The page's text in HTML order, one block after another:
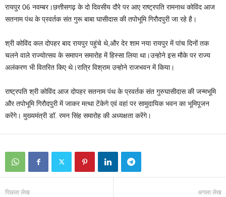
रायपुर 06 नवम्बर।छत्तीसगढ़ के दो दिवसीय दौरे पर आए राष्ट्रपति रामनाथ कोविंद आज
सतनाम पंथ के प्रवर्तक संत गुरू बाबा घासीदास की तपोभूमि गिरौदपुरी जा रहे है।
श्री कोविंद कल दोपहर बाद रायपुर पहुंचे थे,और देर शाम नया रायपुर में पांच दिनों तक
चलने वाले राज्योत्सव के समापन समारोह में हिस्सा लिया था।उन्होने इस मौके पर राज्य
अलंकरण भी वितरित किए थे।रात्रि विश्राम उन्होने राजभवन में किया।
राष्ट्रपति श्री कोविंद आज दोपहर सतनाम पंथ के प्रवर्तक संत गुरुघासीदास की जन्मभूमि
और तपोभूमि गिरौदपुरी में जाकर मत्था टेंकेगे एवं वहां पर सामुदायिक भवन का भूमिपूजन
करेंगे। मुख्यमंत्री डॉ. रमन सिंह समारोह की अध्यक्षता करेंगे।
पिछला लेख अगला लेख